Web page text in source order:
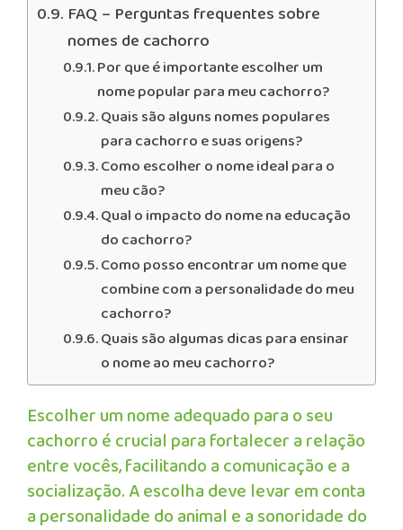
FAQ – Perguntas frequentes sobre
nomes de cachorro
Por que é importante escolher um
nome popular para meu cachorro?
Quais são alguns nomes populares
para cachorro e suas origens?
Como escolher o nome ideal para o
meu cão?
Qual o impacto do nome na educação
do cachorro?
Como posso encontrar um nome que
combine com a personalidade do meu
cachorro?
Quais são algumas dicas para ensinar
o nome ao meu cachorro?
Escolher um nome adequado para o seu
cachorro é crucial para fortalecer a relação
entre vocês, facilitando a comunicação e a
socialização. A escolha deve levar em conta
a personalidade do animal e a sonoridade do